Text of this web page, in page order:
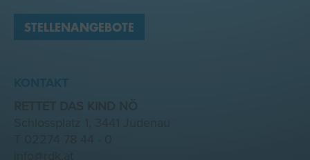
STELLENANGEBOTE
RETTET DAS KIND NÖ